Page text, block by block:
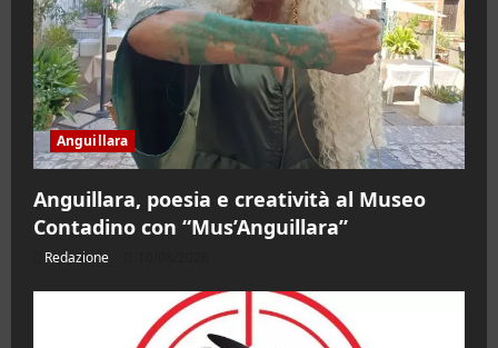
Anguillara
Anguillara, poesia e creatività al Museo
Contadino con “Mus’Anguillara”
Redazione